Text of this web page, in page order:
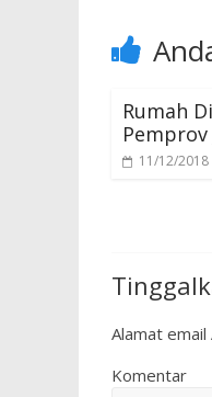
Rumah
11/12/2018
Alamat email
Komentar